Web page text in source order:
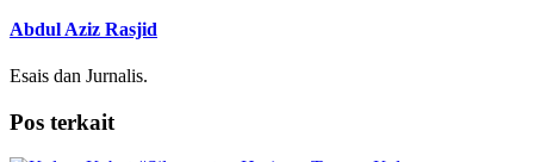
Abdul Aziz Rasjid
Esais dan Jurnalis.
Pos terkait